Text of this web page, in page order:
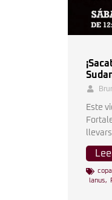
Este
lanus,